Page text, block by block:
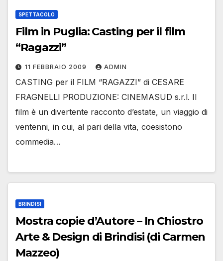
SPETTACOLO
Film in Puglia: Casting per il film
“Ragazzi”
11 FEBBRAIO 2009 ADMIN
CASTING per il FILM “RAGAZZI” di CESARE
FRAGNELLI PRODUZIONE: CINEMASUD s.r.l. Il
film è un divertente racconto d’estate, un viaggio di
ventenni, in cui, al pari della vita, coesistono
commedia…
BRINDISI
Mostra copie d’Autore – In Chiostro
Arte & Design di Brindisi (di Carmen
Mazzeo)